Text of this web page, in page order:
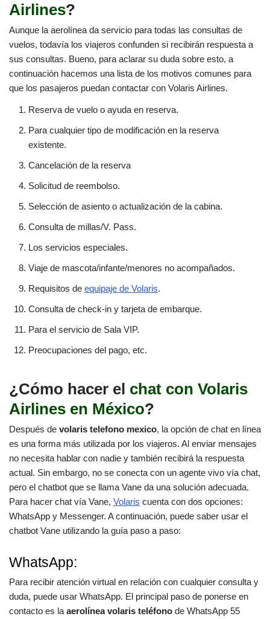
Airlines?
Aunque la aerolínea da servicio para todas las consultas de
vuelos, todavía los viajeros confunden si recibirán respuesta a
sus consultas. Bueno, para aclarar su duda sobre esto, a
continuación hacemos una lista de los motivos comunes para
que los pasajeros puedan contactar con Volaris Airlines.
Reserva de vuelo o ayuda en reserva.
Para cualquier tipo de modificación en la reserva
existente.
Cancelación de la reserva
Solicitud de reembolso.
Selección de asiento o actualización de la cabina.
Consulta de millas/V. Pass.
Los servicios especiales.
Viaje de mascota/infante/menores no acompañados.
Requisitos de equipaje de Volaris.
Consulta de check-in y tarjeta de embarque.
Para el servicio de Sala VIP.
Preocupaciones del pago, etc.
¿Cómo hacer el chat con Volaris
Airlines en México?
Después de volaris telefono mexico, la opción de chat en línea
es una forma más utilizada por los viajeros. Al enviar mensajes
no necesita hablar con nadie y también recibirá la respuesta
actual. Sin embargo, no se conecta con un agente vivo vía chat,
pero el chatbot que se llama Vane da una solución adecuada.
Para hacer chat vía Vane, Volaris cuenta con dos opciones:
WhatsApp y Messenger. A continuación, puede saber usar el
chatbot Vane utilizando la guía paso a paso:
WhatsApp:
Para recibir atención virtual en relación con cualquier consulta y
duda, puede usar WhatsApp. El principal paso de ponerse en
contacto es la aerolínea volaris teléfono de WhatsApp 55